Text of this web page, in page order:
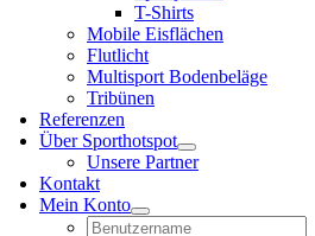
T-Shirts
Mobile Eisflächen
Flutlicht
Multisport Bodenbeläge
Tribünen
Referenzen
Über Sporthotspot
Unsere Partner
Kontakt
Mein Konto
Username: